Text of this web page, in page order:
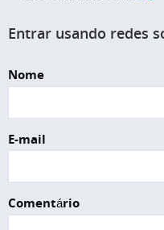
Entrar usando redes
Nome
E-mail
Comentário